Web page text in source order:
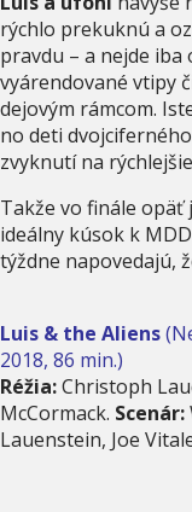
rýchlo prekuknú a
pravdu – a nejde
vyárendované vtipy
dejovým rámcom.
no deti
zvyknutí na
Takže vo finále
ideálny kúsok k
týždne napovedajú,
Luis & the Aliens
2018, 86 min.)
Réžia:Christoph
McCormack. Scenár:
Lauenstein, Joe